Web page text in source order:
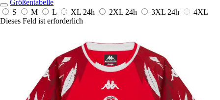
Größentabelle
S
M L XL 24h 2XL 24h 3XL 24h
4XL
Dieses Feld ist erforderlich